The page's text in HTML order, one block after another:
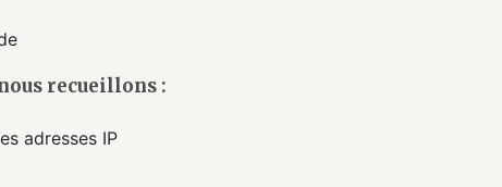
recueillons :
adresses IP